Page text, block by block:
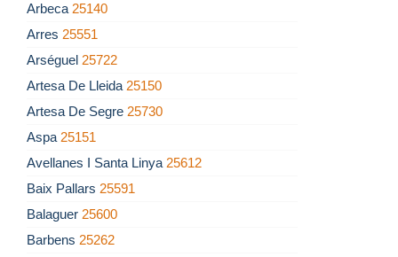
Arbeca 25140
Arres 25551
Arséguel 25722
Artesa De Lleida 25150
Artesa De Segre 25730
Aspa 25151
Avellanes I Santa Linya 25612
Baix Pallars 25591
Balaguer 25600
Barbens 25262